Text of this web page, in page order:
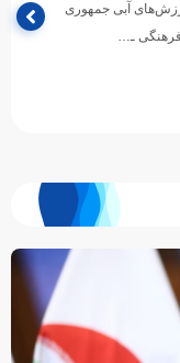
آبی جمهوری
ـ…